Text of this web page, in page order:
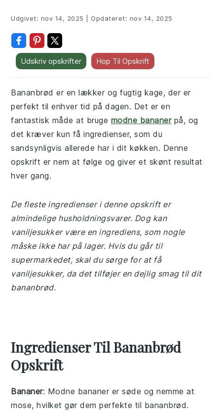
Udgivet: nov 14, 2025 Opdateret: nov 14, 2025
Udskriv opskrifter Hop Til Opskrift
Bananbrød er en lækker og fugtig kage, der er
perfekt til enhver tid på dagen. Det er en
fantastisk måde at bruge modne bananerpå, og
det kræver kun få ingredienser, som du
sandsynligvis allerede har i dit køkken. Denne
opskrift er nem at følge og giver et skønt resultat
hver gang.
De fleste ingredienser i denne opskrift er
almindelige husholdningsvarer. Dog kan
vaniljesukker være en ingrediens, som nogle
måske ikke har på lager. Hvis du går til
supermarkedet, skal du sørge for at få
vaniljesukker, da det tilføjer en dejlig smag til dit
bananbrød.
Ingredienser Til Bananbrød
Opskrift
Bananer: Modne bananer er søde og nemme at
mose, hvilket gør dem perfekte til bananbrød.